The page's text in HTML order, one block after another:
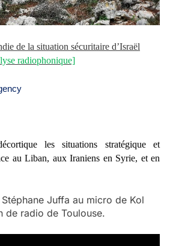
de la situation sécuritaire d’Israël
radiophonique]
les situations stratégique et
au Liban, aux Iraniens en Syrie, et en
Juffa au micro de Kol
de radio de Toulouse.